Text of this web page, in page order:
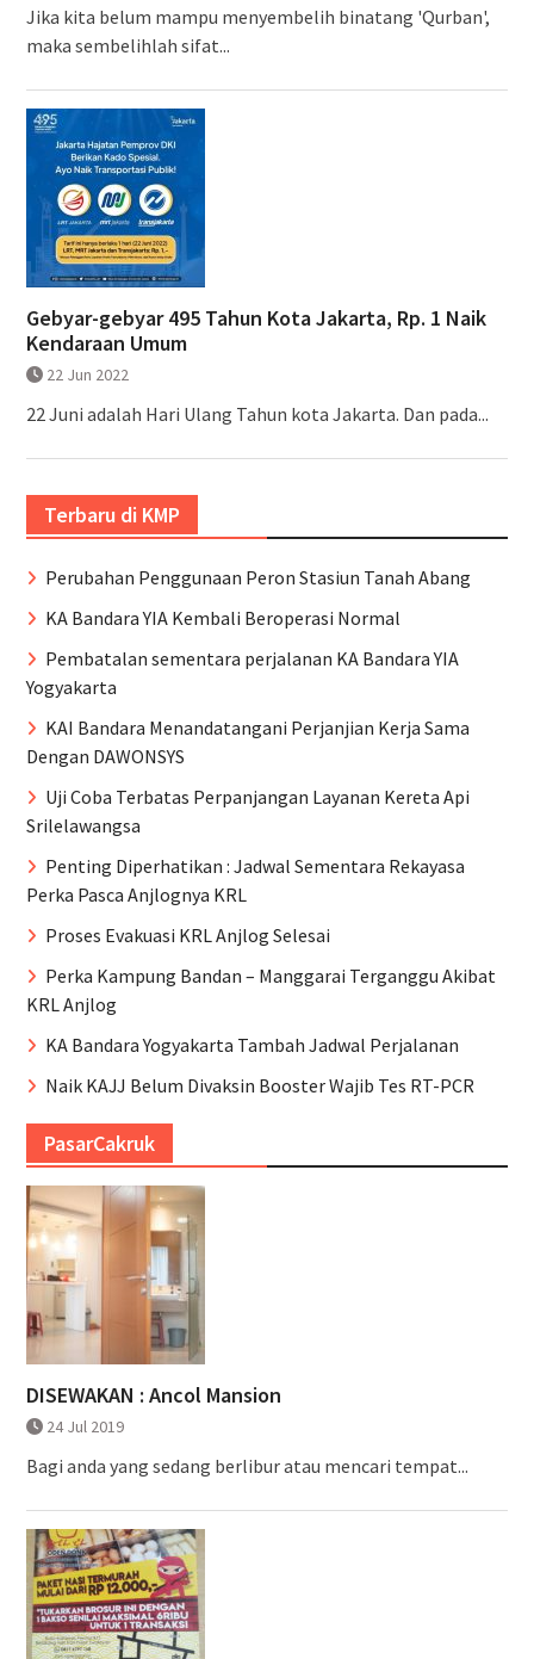
Jika kita belum mampu menyembelih binatang 'Qurban',
maka sembelihlah sifat...
Gebyar-gebyar 495 Tahun Kota Jakarta, Rp. 1 Naik
Kendaraan Umum
22 Jun 2022
22 Juni adalah Hari Ulang Tahun kota Jakarta. Dan pada...
Terbaru di KMP
Perubahan Penggunaan Peron Stasiun Tanah Abang
KA Bandara YIA Kembali Beroperasi Normal
Pembatalan sementara perjalanan KA Bandara YIA
Yogyakarta
KAI Bandara Menandatangani Perjanjian Kerja Sama
Dengan DAWONSYS
Uji Coba Terbatas Perpanjangan Layanan Kereta Api
Srilelawangsa
Penting Diperhatikan : Jadwal Sementara Rekayasa
Perka Pasca Anjlognya KRL
Proses Evakuasi KRL Anjlog Selesai
Perka Kampung Bandan – Manggarai Terganggu Akibat
KRL Anjlog
KA Bandara Yogyakarta Tambah Jadwal Perjalanan
Naik KAJJ Belum Divaksin Booster Wajib Tes RT-PCR
PasarCakruk
DISEWAKAN : Ancol Mansion
24 Jul 2019
Bagi anda yang sedang berlibur atau mencari tempat...